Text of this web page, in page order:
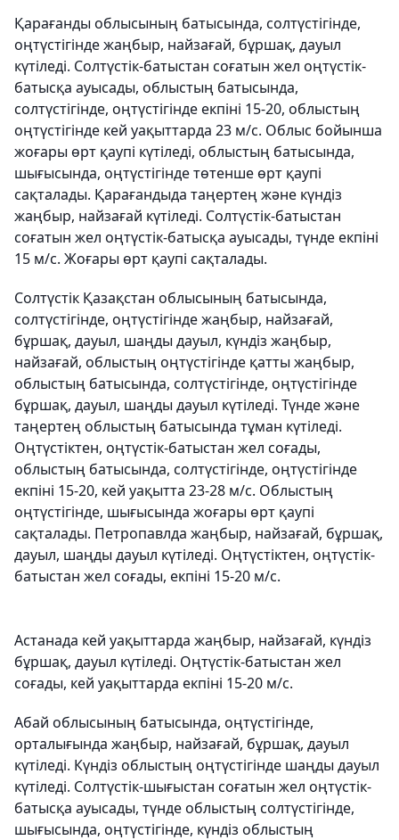
Қарағанды облысының батысында, солтүстігінде,
оңтүстігінде жаңбыр, найзағай, бұршақ, дауыл
күтіледі. Солтүстік-батыстан соғатын жел оңтүстік-
батысқа ауысады, облыстың батысында,
солтүстігінде, оңтүстігінде екпіні 15-20, облыстың
оңтүстігінде кей уақыттарда 23 м/с. Облыс бойынша
жоғары өрт қаупі күтіледі, облыстың батысында,
шығысында, оңтүстігінде төтенше өрт қаупі
сақталады. Қарағандыда таңертең және күндіз
жаңбыр, найзағай күтіледі. Солтүстік-батыстан
соғатын жел оңтүстік-батысқа ауысады, түнде екпіні
15 м/с. Жоғары өрт қаупі сақталады.
Солтүстік Қазақстан облысының батысында,
солтүстігінде, оңтүстігінде жаңбыр, найзағай,
бұршақ, дауыл, шаңды дауыл, күндіз жаңбыр,
найзағай, облыстың оңтүстігінде қатты жаңбыр,
облыстың батысында, солтүстігінде, оңтүстігінде
бұршақ, дауыл, шаңды дауыл күтіледі. Түнде және
таңертең облыстың батысында тұман күтіледі.
Оңтүстіктен, оңтүстік-батыстан жел соғады,
облыстың батысында, солтүстігінде, оңтүстігінде
екпіні 15-20, кей уақытта 23-28 м/с. Облыстың
оңтүстігінде, шығысында жоғары өрт қаупі
сақталады. Петропавлда жаңбыр, найзағай, бұршақ,
дауыл, шаңды дауыл күтіледі. Оңтүстіктен, оңтүстік-
батыстан жел соғады, екпіні 15-20 м/с.
Астанада кей уақыттарда жаңбыр, найзағай, күндіз
бұршақ, дауыл күтіледі. Оңтүстік-батыстан жел
соғады, кей уақыттарда екпіні 15-20 м/с.
Абай облысының батысында, оңтүстігінде,
орталығында жаңбыр, найзағай, бұршақ, дауыл
күтіледі. Күндіз облыстың оңтүстігінде шаңды дауыл
күтіледі. Солтүстік-шығыстан соғатын жел оңтүстік-
батысқа ауысады, түнде облыстың солтүстігінде,
шығысында, оңтүстігінде, күндіз облыстың